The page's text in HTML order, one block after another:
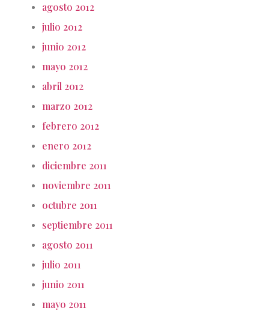
agosto 2012
julio 2012
junio 2012
mayo 2012
abril 2012
marzo 2012
febrero 2012
enero 2012
diciembre 2011
noviembre 2011
octubre 2011
septiembre 2011
agosto 2011
julio 2011
junio 2011
mayo 2011